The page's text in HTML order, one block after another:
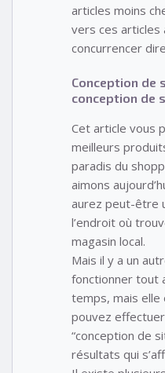
articles moins
vers ces articles
concurrencer
Conception de
conception de
Cet article vous
meilleurs
paradis du
aimons
aurez peut-être
l’endroit où
magasin local.
Mais il y a un
fonctionner tout
temps, mais elle
pouvez
“conception de
résultats qui